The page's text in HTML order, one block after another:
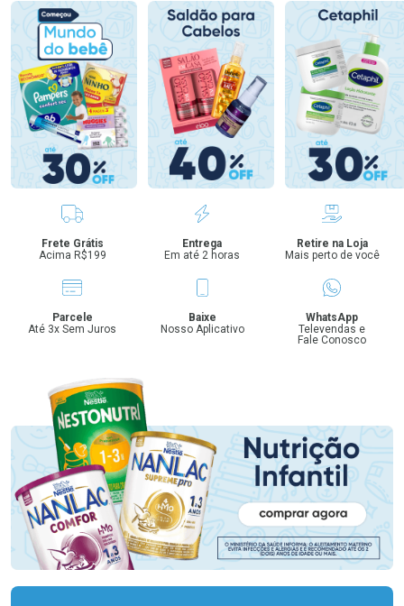
Benefícios
Frete Grátis
Acima R$199
Entrega
Em até 2 horas
Retire na Loja
Mais perto de você
Parcele
Até 3x Sem Juros
Baixe
Nosso Aplicativo
WhatsApp
Televendas e
Fale Conosco